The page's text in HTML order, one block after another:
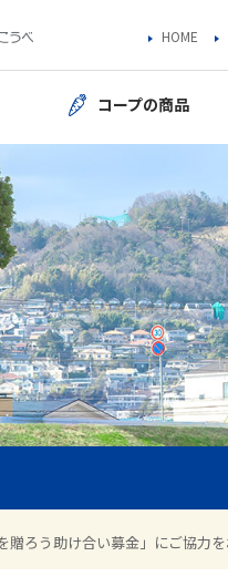
HOME
コープの商品
贈ろう助け合い募金」にご協力